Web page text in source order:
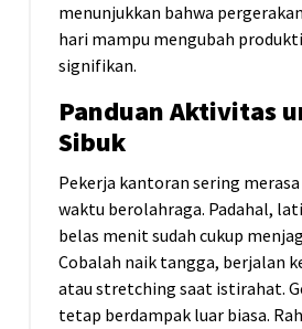
menunjukkan bahwa
hari mampu mengubah
signifikan.
Panduan Aktivitas
Sibuk
Pekerja kantoran sering
waktu berolahraga. Padahal,
belas menit sudah cukup
Cobalah naik tangga, berjalan
atau stretching saat istirahat.
tetap berdampak luar biasa.